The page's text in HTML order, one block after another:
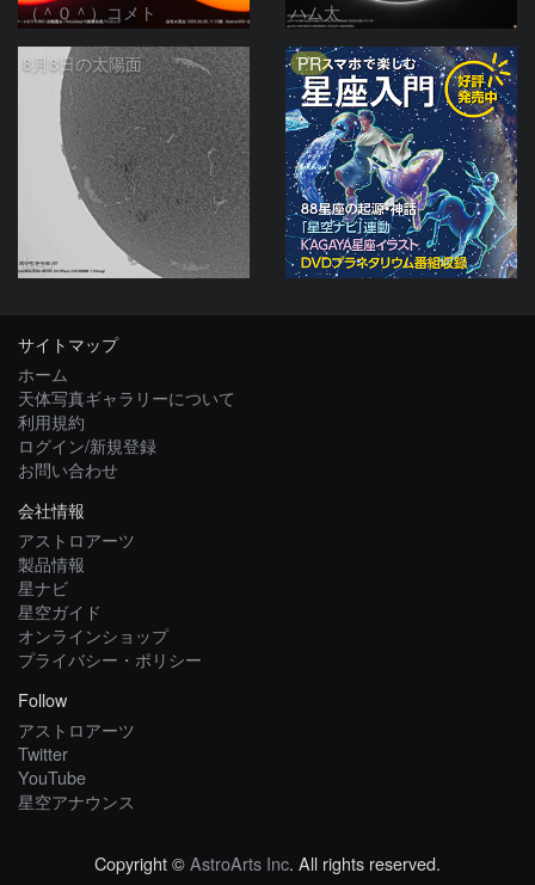
（＾０＾）コメト ハム太
8月8日の太陽面
ta-o
PR
サイトマップ
ホーム
天体写真ギャラリーについて
利用規約
ログイン/新規登録
お問い合わせ
会社情報
アストロアーツ
製品情報
星ナビ
星空ガイド
オンラインショップ
プライバシー・ポリシー
Follow
アストロアーツ
Twitter
YouTube
星空アナウンス
Copyright ©AstroArts Inc. All rights reserved.